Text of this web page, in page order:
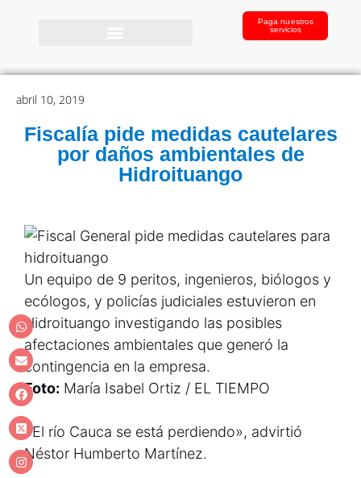
Paga nuestros
servicios
abril 10, 2019
Fiscalía pide medidas cautelares
por daños ambientales de
Hidroituango
Un equipo de 9 peritos, ingenieros, biólogos y
ecólogos, y policías judiciales estuvieron en
Hidroituango investigando las posibles
afectaciones ambientales que generó la
contingencia en la empresa.
Foto: María Isabel Ortiz / EL TIEMPO
«El río Cauca se está perdiendo», advirtió
Néstor Humberto Martínez.